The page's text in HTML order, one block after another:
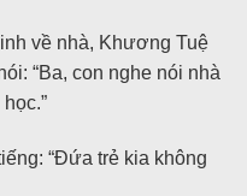
về nhà, Khương Tuệ
“Ba, con nghe nói nhà
“Đứa trẻ kia không